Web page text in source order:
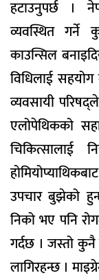
हटाउनुपर्छ ।
व्यवस्थित
काउन्सिल
विधिलाई सहयोग
व्यवसायी
एलोपेथिकको
चिकित्सालाई
उपचार बुझेको
निको भए पनि
गर्दछ । जस्तो कुनै
लागिरहन्छ ।